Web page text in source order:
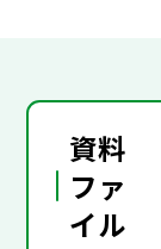
資料
ファ
イル